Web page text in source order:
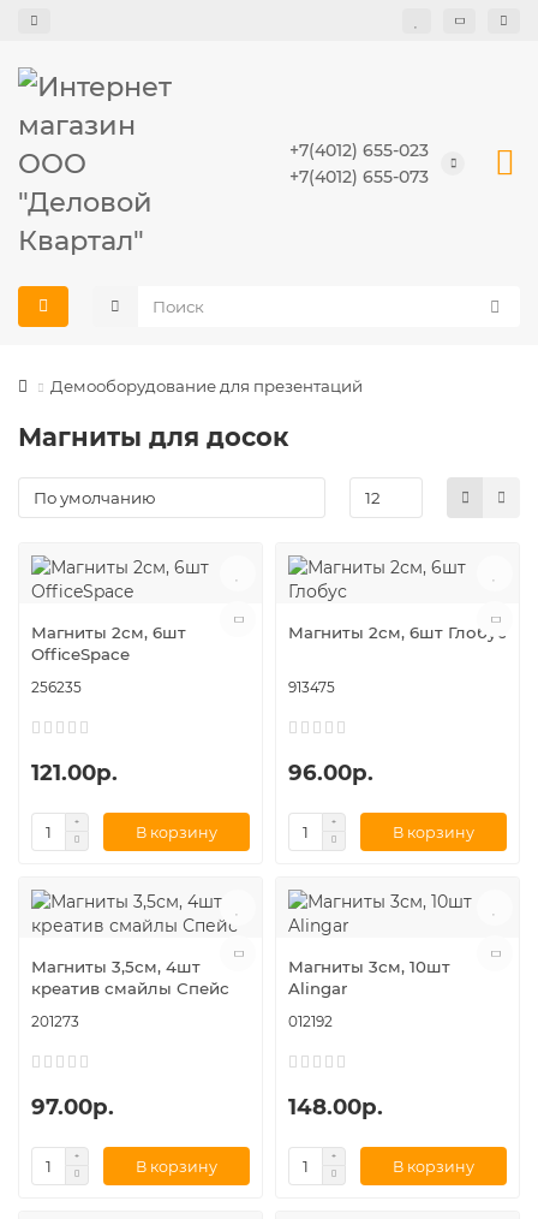
+7(4012) 655-023
+7(4012) 655-073
Демооборудование для презентаций
Магниты для досок
Магниты 2см, 6шт
OfficeSpace
256235
121.00р.
В корзину
Магниты 2см, 6шт Глобус
913475
96.00р.
В корзину
Магниты 3,5см, 4шт
креатив смайлы Спейс
201273
97.00р.
В корзину
Магниты 3см, 10шт
Alingar
012192
148.00р.
В корзину